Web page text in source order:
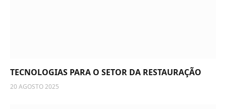
TECNOLOGIAS PARA O SETOR DA RESTAURAÇÃO
20 AGOSTO 2025